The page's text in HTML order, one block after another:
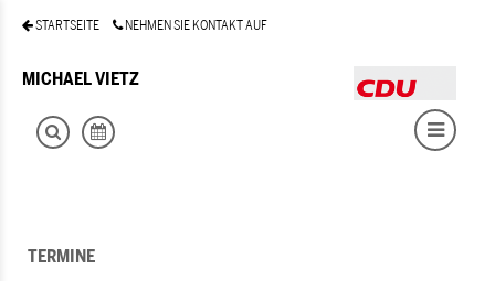
STARTSEITE NEHMEN SIE KONTAKT AUF
MICHAEL VIETZ
TERMINE